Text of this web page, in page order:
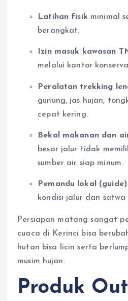
Latihan fisik minimal
berangkat.
Izin masuk kawasan
melalui kantor
Peralatan trekking
gunung, jas hujan,
cepat kering.
Bekal makanan dan
besar jalur tidak
sumber air siap minum.
Pemandu lokal (guide)
kondisi jalur dan
Persiapan matang sangat
cuaca di Kerinci bisa
hutan bisa licin serta
musim hujan.
Produk